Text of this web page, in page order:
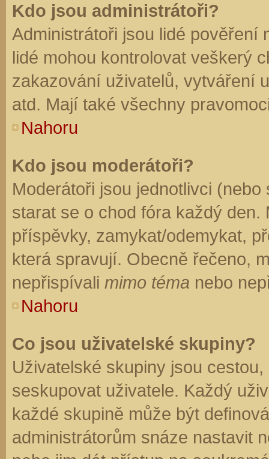
Kdo jsou administrátoři?
Administrátoři jsou lidé pověření
lidé mohou kontrolovat veškerý
zakazování uživatelů, vytváření
atd. Mají také všechny
Nahoru
Kdo jsou moderátoři?
Moderátoři jsou jednotlivci
starat se o chod fóra každý
příspěvky, zamykat/odemykat,
která spravují. Obecně řečeno,
nepřispívali mimo téma nebo
Nahoru
Co jsou uživatelské skupiny?
Uživatelské skupiny jsou
seskupovat uživatele. Každý
každé skupině může být
administrátorům snáze nastavit